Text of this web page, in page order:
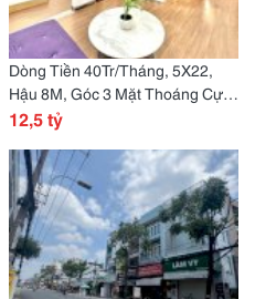
Dòng Tiền 40Tr/Tháng, 5X22,
Hậu 8M, Góc 3 Mặt Thoáng Cực
Đẹp
12,5 tỷ